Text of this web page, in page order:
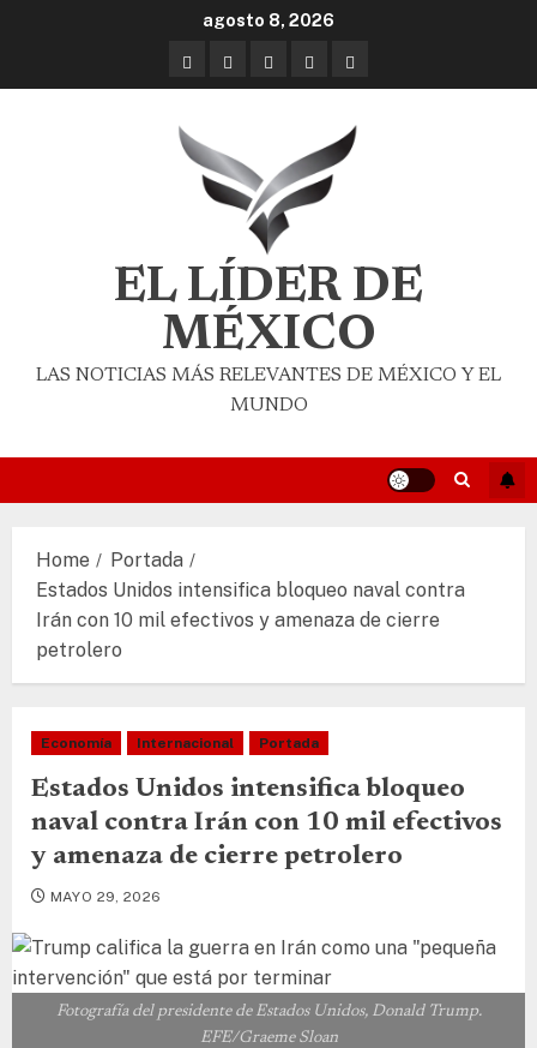
agosto 8, 2026
EL LÍDER DE
MÉXICO
LAS NOTICIAS MÁS RELEVANTES DE MÉXICO Y EL
MUNDO
Home
Portada
Estados Unidos intensifica bloqueo naval contra
Irán con 10 mil efectivos y amenaza de cierre
petrolero
Economía Internacional Portada
Estados Unidos intensifica bloqueo
naval contra Irán con 10 mil efectivos
y amenaza de cierre petrolero
MAYO 29, 2026
Fotografía del presidente de Estados Unidos, Donald Trump.
EFE/Graeme Sloan